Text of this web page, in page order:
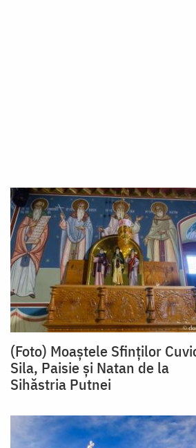
(Foto) Moaștele Sfinților
Sila, Paisie și Natan de la
Sihăstria Putnei